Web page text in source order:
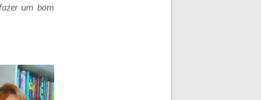
um bom